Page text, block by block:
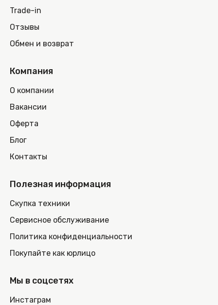
Trade-in
Отзывы
Обмен и возврат
Компания
О компании
Вакансии
Оферта
Блог
Контакты
Полезная информация
Скупка техники
Сервисное обслуживание
Политика конфиденциальности
Покупайте как юрлицо
Мы в соцсетях
Инстаграм